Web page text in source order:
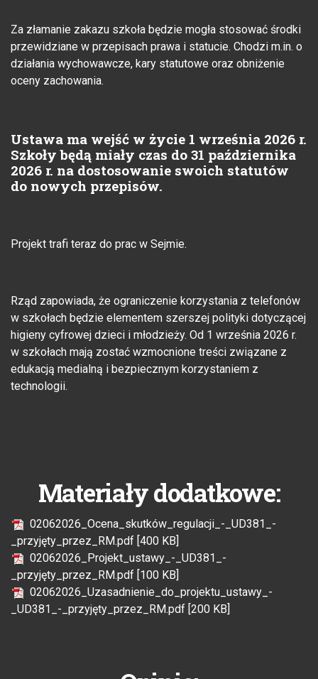
Za złamanie zakazu szkoła będzie mogła stosować środki
przewidziane w przepisach prawa i statucie. Chodzi m.in. o
działania wychowawcze, kary statutowe oraz obniżenie
oceny zachowania.
Ustawa ma wejść w życie 1 września 2026 r.
Szkoły będą miały czas do 31 października
2026 r. na dostosowanie swoich statutów
do nowych przepisów.
Projekt trafi teraz do prac w Sejmie.
Rząd zapowiada, że ograniczenie korzystania z telefonów
w szkołach będzie elementem szerszej polityki dotyczącej
higieny cyfrowej dzieci i młodzieży. Od 1 września 2026 r.
w szkołach mają zostać wzmocnione treści związane z
edukacją medialną i bezpiecznym korzystaniem z
technologii.
Materiały dodatkowe:
02062026_Ocena_skutków_regulacji_-_UD381_-
_przyjęty_przez_RM.pdf [400 KB]
02062026_Projekt_ustawy_-_UD381_-
_przyjęty_przez_RM.pdf [100 KB]
02062026_Uzasadnienie_do_projektu_ustawy_-
_UD381_-_przyjęty_przez_RM.pdf [200 KB]